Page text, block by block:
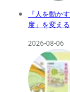
『人を動か
度」を変え
2026-08-06